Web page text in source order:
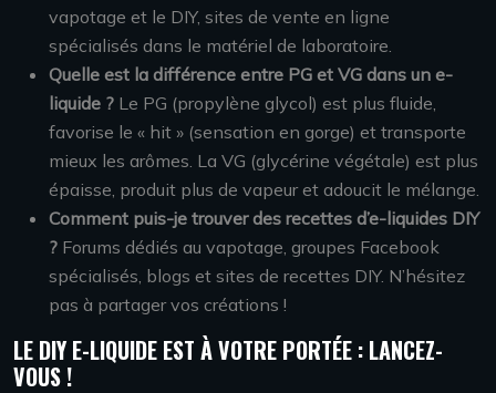
vapotage et le DIY, sites de vente en ligne
spécialisés dans le matériel de laboratoire.
Quelle est la différence entre PG et VG dans un e-
liquide ? Le PG (propylène glycol) est plus fluide,
favorise le « hit » (sensation en gorge) et transporte
mieux les arômes. La VG (glycérine végétale) est plus
épaisse, produit plus de vapeur et adoucit le mélange.
Comment puis-je trouver des recettes d’e-liquides DIY
? Forums dédiés au vapotage, groupes Facebook
spécialisés, blogs et sites de recettes DIY. N’hésitez
pas à partager vos créations !
LE DIY E-LIQUIDE EST À VOTRE PORTÉE : LANCEZ-
VOUS !